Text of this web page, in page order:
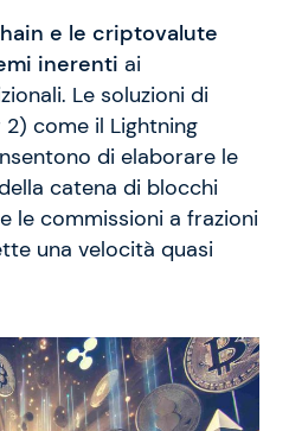
e le criptovalute
inerenti ai
Le soluzioni di
come il Lightning
di elaborare le
catena di blocchi
le commissioni a frazioni
una velocità quasi